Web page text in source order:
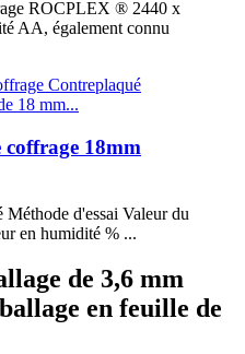
ROCPLEX ® 2440 x
AA, également connu
18mm
d'essai Valeur du
en humidité % ...
de 3,6 mm
en feuille de